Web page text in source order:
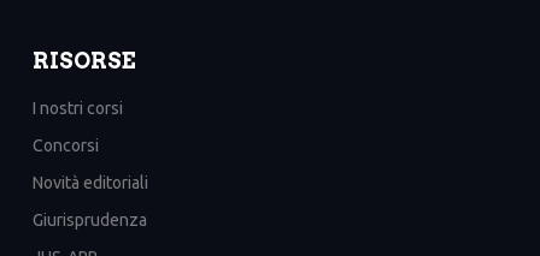
RISORSE
I nostri corsi
Concorsi
Novità editoriali
Giurisprudenza